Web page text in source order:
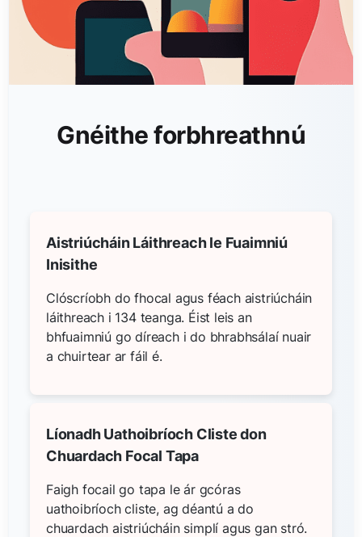
Gnéithe forbhreathnú
Aistriúcháin Láithreach le Fuaimniú
Inisithe
Clóscríobh do fhocal agus féach aistriúcháin
láithreach i 134 teanga. Éist leis an
bhfuaimniú go díreach i do bhrabhsálaí nuair
a chuirtear ar fáil é.
Líonadh Uathoibríoch Cliste don
Chuardach Focal Tapa
Faigh focail go tapa le ár gcóras
uathoibríoch cliste, ag déantú a do
chuardach aistriúcháin simplí agus gan stró.